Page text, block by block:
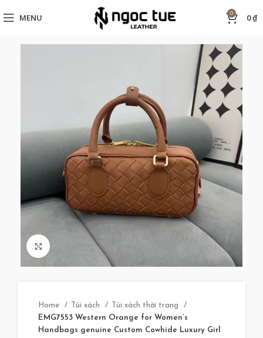
MENU 0 0₫
Click to enlarge
Home Túi xách
Túi xách thời trang
EMG7553 Western Orange for Women’s
Handbags genuine Custom Cowhide Luxury Girl